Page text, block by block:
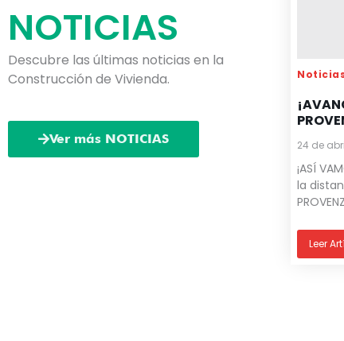
NOTICIAS
Descubre las últimas noticias en la
Construcción de Vivienda.
Ver más NOTICIAS 24 de
¡ASÍ
la
Leer